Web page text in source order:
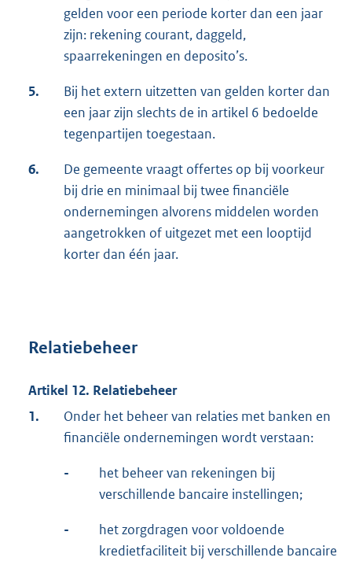
gelden voor een periode korter dan een jaar
zijn: rekening courant, daggeld,
spaarrekeningen en deposito’s.
5.
Bij het extern uitzetten van gelden korter dan
een jaar zijn slechts de in artikel 6 bedoelde
tegenpartijen toegestaan.
6.
De gemeente vraagt offertes op bij voorkeur
bij drie en minimaal bij twee financiële
ondernemingen alvorens middelen worden
aangetrokken of uitgezet met een looptijd
korter dan één jaar.
Relatiebeheer
Artikel 12. Relatiebeheer
1.
Onder het beheer van relaties met banken en
financiële ondernemingen wordt verstaan:
-
het beheer van rekeningen bij
verschillende bancaire instellingen;
-
het zorgdragen voor voldoende
kredietfaciliteit bij verschillende bancaire